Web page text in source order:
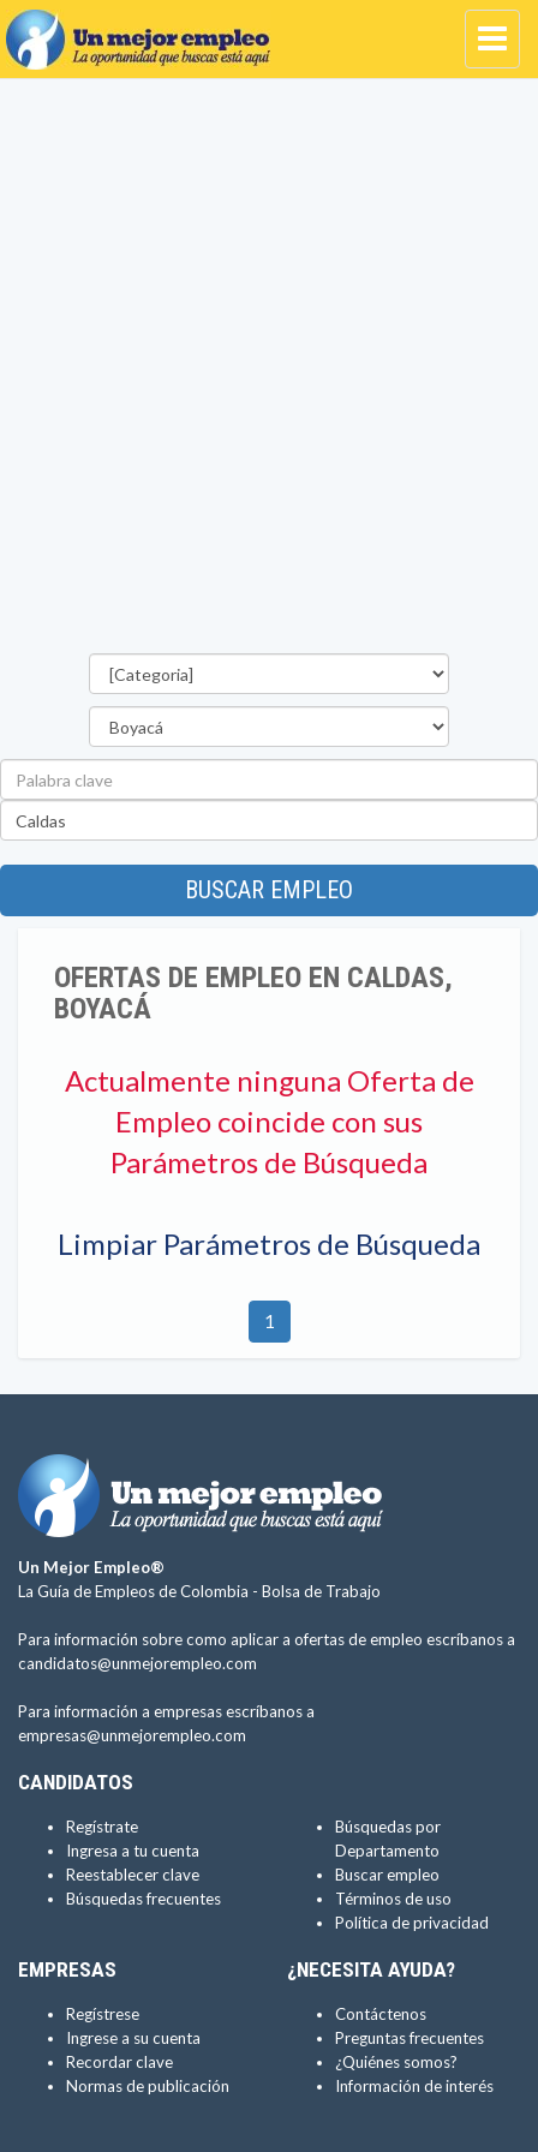
BUSCAR EMPLEO
OFERTAS DE EMPLEO EN CALDAS,
BOYACÁ
Actualmente ninguna Oferta de
Empleo coincide con sus
Parámetros de Búsqueda
Limpiar Parámetros de Búsqueda
1
Un Mejor Empleo®
La Guía de Empleos de Colombia - Bolsa de Trabajo
Para información sobre como aplicar a ofertas de empleo escríbanos a
candidatos@unmejorempleo.com
Para información a empresas escríbanos a
empresas@unmejorempleo.com
CANDIDATOS
Regístrate
Ingresa a tu cuenta
Reestablecer clave
Búsquedas frecuentes
Búsquedas por
Departamento
Buscar empleo
Términos de uso
Política de privacidad
EMPRESAS
Regístrese
Ingrese a su cuenta
Recordar clave
Normas de publicación
¿NECESITA AYUDA?
Contáctenos
Preguntas frecuentes
¿Quiénes somos?
Información de interés